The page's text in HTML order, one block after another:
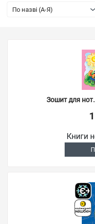
По назві (A-Я)
Зошит для
Книги